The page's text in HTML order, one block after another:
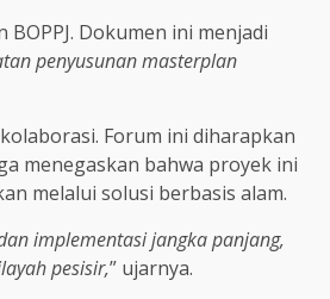
Dokumen ini menjadi
penyusunan masterplan
Forum ini diharapkan
menegaskan bahwa proyek ini
melalui solusi berbasis alam.
implementasi jangka panjang,
pesisir,” ujarnya.